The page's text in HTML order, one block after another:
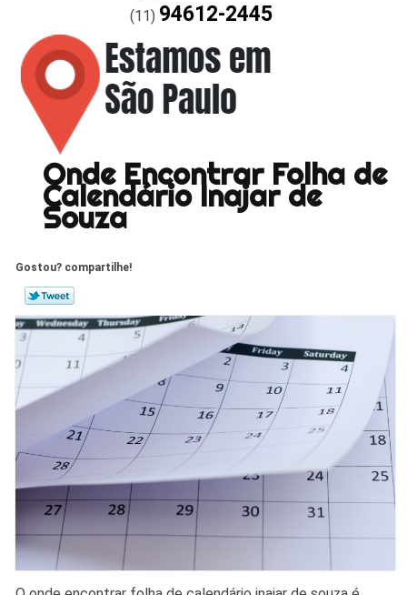
(11) 94612-2445
Onde Encontrar Folha de
Calendário Inajar de
Souza
Gostou? compartilhe!